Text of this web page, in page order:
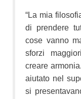
“La mia
di prendere
cose vanno
sforzi
creare
aiutato nel
si